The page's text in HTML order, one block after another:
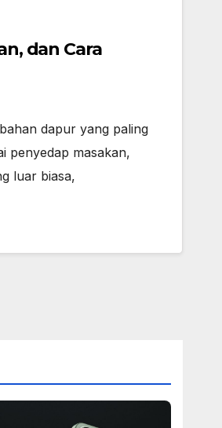
dan Cara
dapur yang paling
penyedap masakan,
luar biasa,